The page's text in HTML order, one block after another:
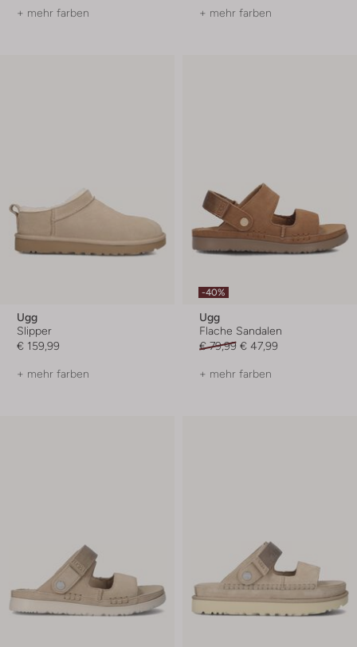
+ mehr farben + mehr farben
Ugg
Slipper
€ 159,99
+ mehr farben
-40%
Ugg
Flache Sandalen
€ 79,99 € 47,99
+ mehr farben